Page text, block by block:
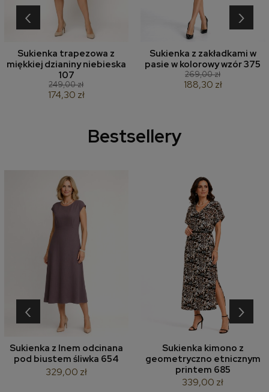
Sukienka trapezowa z
miękkiej dzianiny niebieska
107
249,00 zł
174,30 zł
Sukienka z zakładkami w
pasie w kolorowy wzór 375
269,00 zł
188,30 zł
‹ ›
Bestsellery
Sukienka z lnem odcinana
pod biustem śliwka 654
329,00 zł
Sukienka kimono z
geometryczno etnicznym
printem 685
339,00 zł
‹ ›